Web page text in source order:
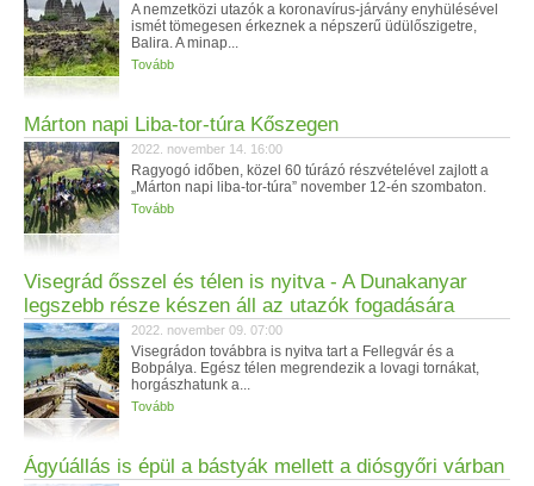
A nemzetközi utazók a koronavírus-járvány enyhülésével
ismét tömegesen érkeznek a népszerű üdülőszigetre,
Balira. A minap...
Tovább
Márton napi Liba-tor-túra Kőszegen
2022. november 14. 16:00
Ragyogó időben, közel 60 túrázó részvételével zajlott a
„Márton napi liba-tor-túra” november 12-én szombaton.
Tovább
Visegrád ősszel és télen is nyitva - A Dunakanyar
legszebb része készen áll az utazók fogadására
2022. november 09. 07:00
Visegrádon továbbra is nyitva tart a Fellegvár és a
Bobpálya. Egész télen megrendezik a lovagi tornákat,
horgászhatunk a...
Tovább
Ágyúállás is épül a bástyák mellett a diósgyőri várban